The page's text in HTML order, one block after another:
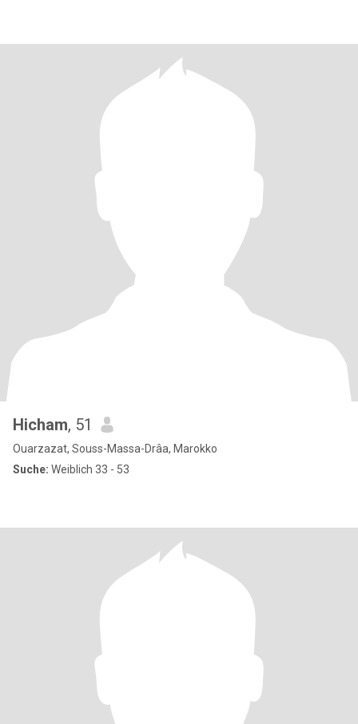
Hicham, 51
Ouarzazat, Souss-Massa-Drâa, Marokko
Suche: Weiblich 33 - 53